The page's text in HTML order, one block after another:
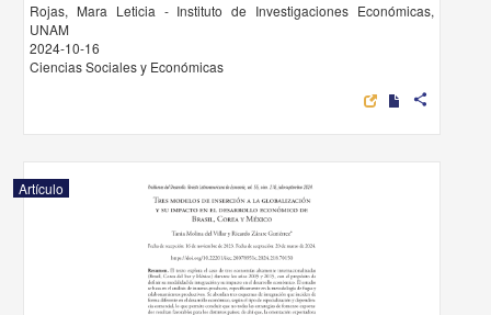
Rojas, Mara Leticia - Instituto de Investigaciones Económicas,
UNAM
2024-10-16
Ciencias Sociales y Económicas
share
Artículo